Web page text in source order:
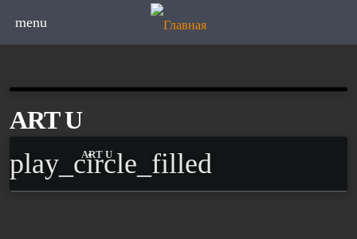
menu
ART U
play_circle_filled
ART U